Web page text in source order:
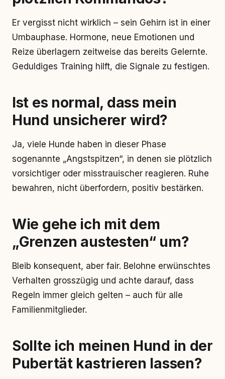
Er vergisst nicht wirklich – sein Gehirn ist in einer
Umbauphase. Hormone, neue Emotionen und
Reize überlagern zeitweise das bereits Gelernte.
Geduldiges Training hilft, die Signale zu festigen.
Ist es normal, dass mein
Hund unsicherer wird?
Ja, viele Hunde haben in dieser Phase
sogenannte „Angstspitzen“, in denen sie plötzlich
vorsichtiger oder misstrauischer reagieren. Ruhe
bewahren, nicht überfordern, positiv bestärken.
Wie gehe ich mit dem
„Grenzen austesten“ um?
Bleib konsequent, aber fair. Belohne erwünschtes
Verhalten grosszügig und achte darauf, dass
Regeln immer gleich gelten – auch für alle
Familienmitglieder.
Sollte ich meinen Hund in der
Pubertät kastrieren lassen?